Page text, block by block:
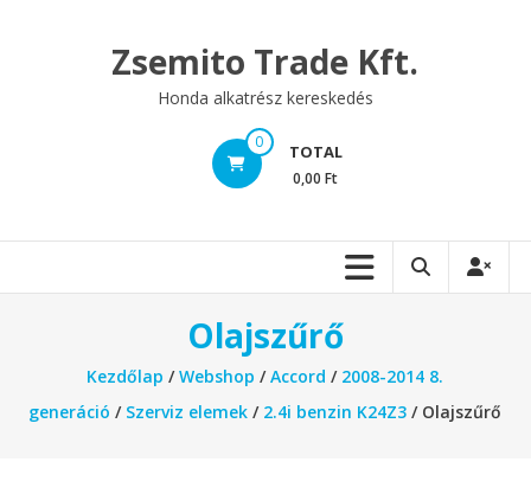
Zsemito Trade Kft.
Honda alkatrész kereskedés
0 TOTAL
0,00 Ft
Olajszűrő
Kezdőlap /Webshop /Accord / 2008-2014 8.
generáció / Szerviz elemek / 2.4i benzin K24Z3 / Olajszűrő